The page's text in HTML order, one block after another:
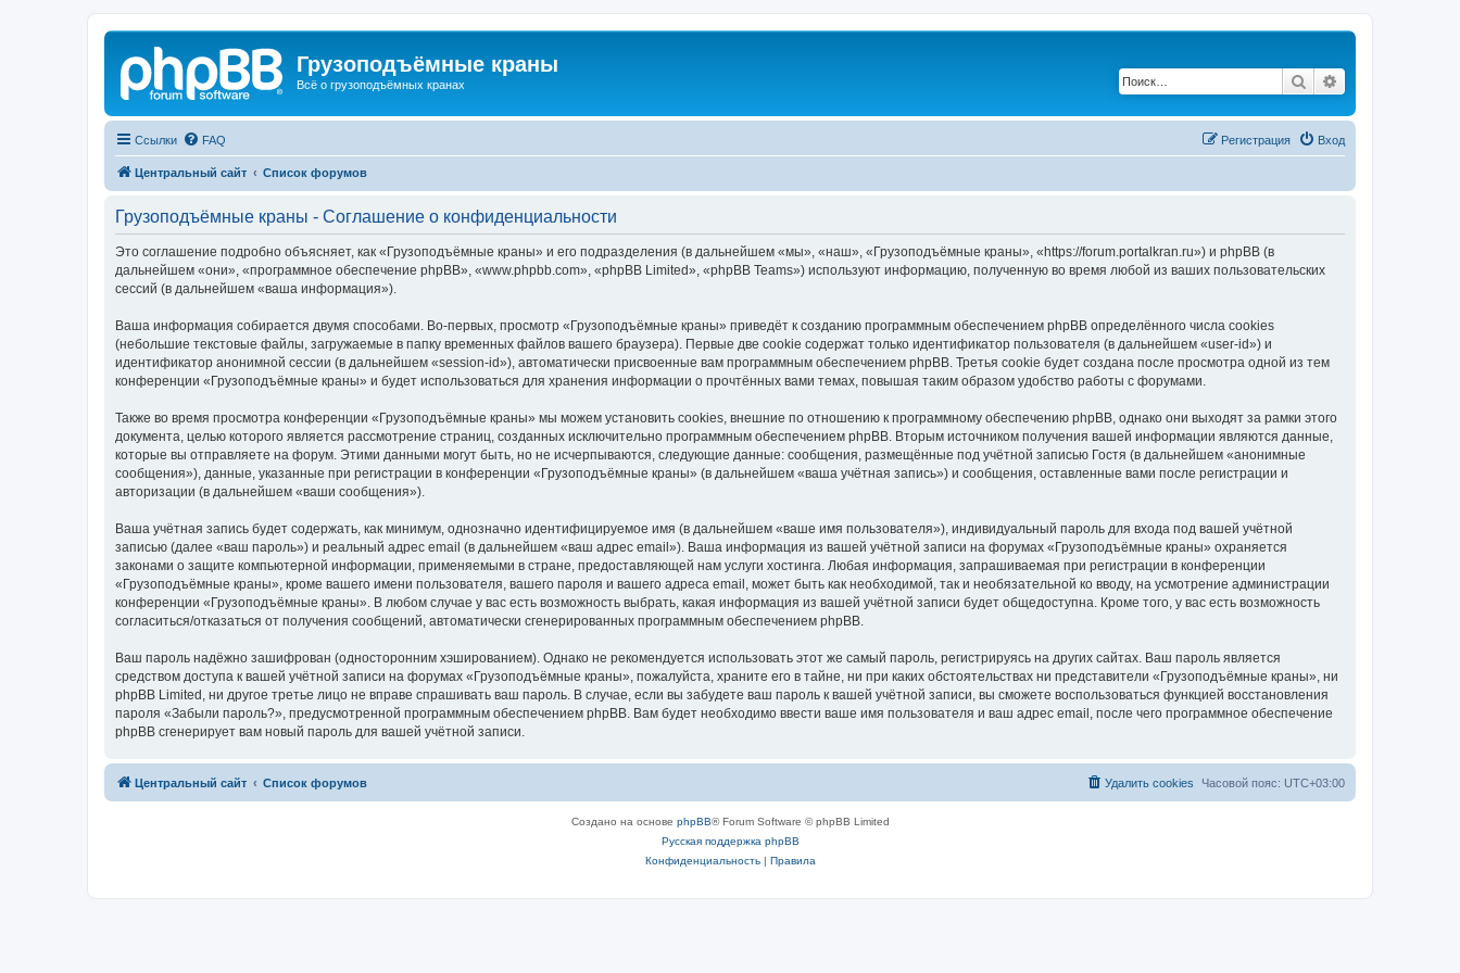
Грузоподъёмные краны
Всё о грузоподъёмных кранах Поиск
Ссылки FAQ Вход
Регистрация
Центральный сайт Список форумов
Грузоподъёмные краны - Соглашение о конфиденциальности
Это соглашение подробно объясняет, как «Грузоподъёмные краны» и его подразделения (в дальнейшем «мы», «наш», «Грузоподъёмные краны», «https://forum.portalkran.ru») и phpBB (в
дальнейшем «они», «программное обеспечение phpBB», «www.phpbb.com», «phpBB Limited», «phpBB Teams») используют информацию, полученную во время любой из ваших пользовательских
сессий (в дальнейшем «ваша информация»).
Ваша информация собирается двумя способами. Во-первых, просмотр «Грузоподъёмные краны» приведёт к созданию программным обеспечением phpBB определённого числа cookies
(небольшие текстовые файлы, загружаемые в папку временных файлов вашего браузера). Первые две cookie содержат только идентификатор пользователя (в дальнейшем «user-id») и
идентификатор анонимной сессии (в дальнейшем «session-id»), автоматически присвоенные вам программным обеспечением phpBB. Третья cookie будет создана после просмотра одной из тем
конференции «Грузоподъёмные краны» и будет использоваться для хранения информации о прочтённых вами темах, повышая таким образом удобство работы с форумами.
Также во время просмотра конференции «Грузоподъёмные краны» мы можем установить cookies, внешние по отношению к программному обеспечению phpBB, однако они выходят за рамки этого
документа, целью которого является рассмотрение страниц, созданных исключительно программным обеспечением phpBB. Вторым источником получения вашей информации являются данные,
которые вы отправляете на форум. Этими данными могут быть, но не исчерпываются, следующие данные: сообщения, размещённые под учётной записью Гостя (в дальнейшем «анонимные
сообщения»), данные, указанные при регистрации в конференции «Грузоподъёмные краны» (в дальнейшем «ваша учётная запись») и сообщения, оставленные вами после регистрации и
авторизации (в дальнейшем «ваши сообщения»).
Ваша учётная запись будет содержать, как минимум, однозначно идентифицируемое имя (в дальнейшем «ваше имя пользователя»), индивидуальный пароль для входа под вашей учётной
записью (далее «ваш пароль») и реальный адрес email (в дальнейшем «ваш адрес email»). Ваша информация из вашей учётной записи на форумах «Грузоподъёмные краны» охраняется
законами о защите компьютерной информации, применяемыми в стране, предоставляющей нам услуги хостинга. Любая информация, запрашиваемая при регистрации в конференции
«Грузоподъёмные краны», кроме вашего имени пользователя, вашего пароля и вашего адреса email, может быть как необходимой, так и необязательной ко вводу, на усмотрение администрации
конференции «Грузоподъёмные краны». В любом случае у вас есть возможность выбрать, какая информация из вашей учётной записи будет общедоступна. Кроме того, у вас есть возможность
согласиться/отказаться от получения сообщений, автоматически сгенерированных программным обеспечением phpBB.
Ваш пароль надёжно зашифрован (односторонним хэшированием). Однако не рекомендуется использовать этот же самый пароль, регистрируясь на других сайтах. Ваш пароль является
средством доступа к вашей учётной записи на форумах «Грузоподъёмные краны», пожалуйста, храните его в тайне, ни при каких обстоятельствах ни представители «Грузоподъёмные краны», ни
phpBB Limited, ни другое третье лицо не вправе спрашивать ваш пароль. В случае, если вы забудете ваш пароль к вашей учётной записи, вы сможете воспользоваться функцией восстановления
пароля «Забыли пароль?», предусмотренной программным обеспечением phpBB. Вам будет необходимо ввести ваше имя пользователя и ваш адрес email, после чего программное обеспечение
phpBB сгенерирует вам новый пароль для вашей учётной записи.
Центральный сайт Список форумов Часовой пояс: UTC+03:00
Удалить cookies
Создано на основе phpBB® Forum Software © phpBB Limited
Русская поддержка phpBB
Конфиденциальность| Правила